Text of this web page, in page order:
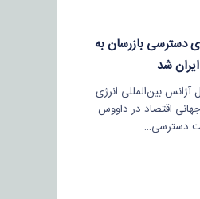
دسترسی بازرسان به
شد
آژانس بین‌المللی انرژی
اقتصاد در داووس
دسترسی…